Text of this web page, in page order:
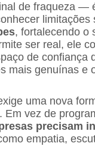
de fraqueza —
limitações
, fortalecendo o
ser real, ele
de confiança
mais genuínas e
uma nova
vez de
precisam
empatia,